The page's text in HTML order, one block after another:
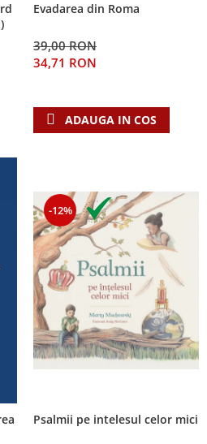
Evadarea din Roma
39,00 RON
34,71 RON
ADAUGA IN COS
-12%
Psalmii pe intelesul celor mici